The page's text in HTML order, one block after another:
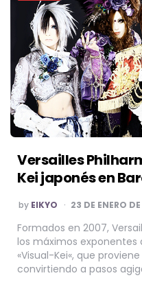
Versailles
Kei japonés en
POSTED
BY
by EIKYO 23 DE ENERO
Formados en 2007,
los máximos
«Visual-Kei«, que
convirtiendo a pasos